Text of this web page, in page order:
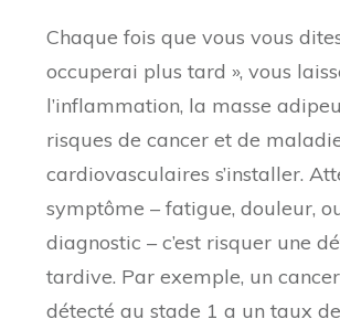
Chaque fois que vous vous
occuperai plus tard », vous
l’inflammation, la masse
risques de cancer et de
cardiovasculaires s’installer.
symptôme – fatigue, douleur,
diagnostic – c’est risquer une
tardive. Par exemple, un
détecté au stade 1 a un taux